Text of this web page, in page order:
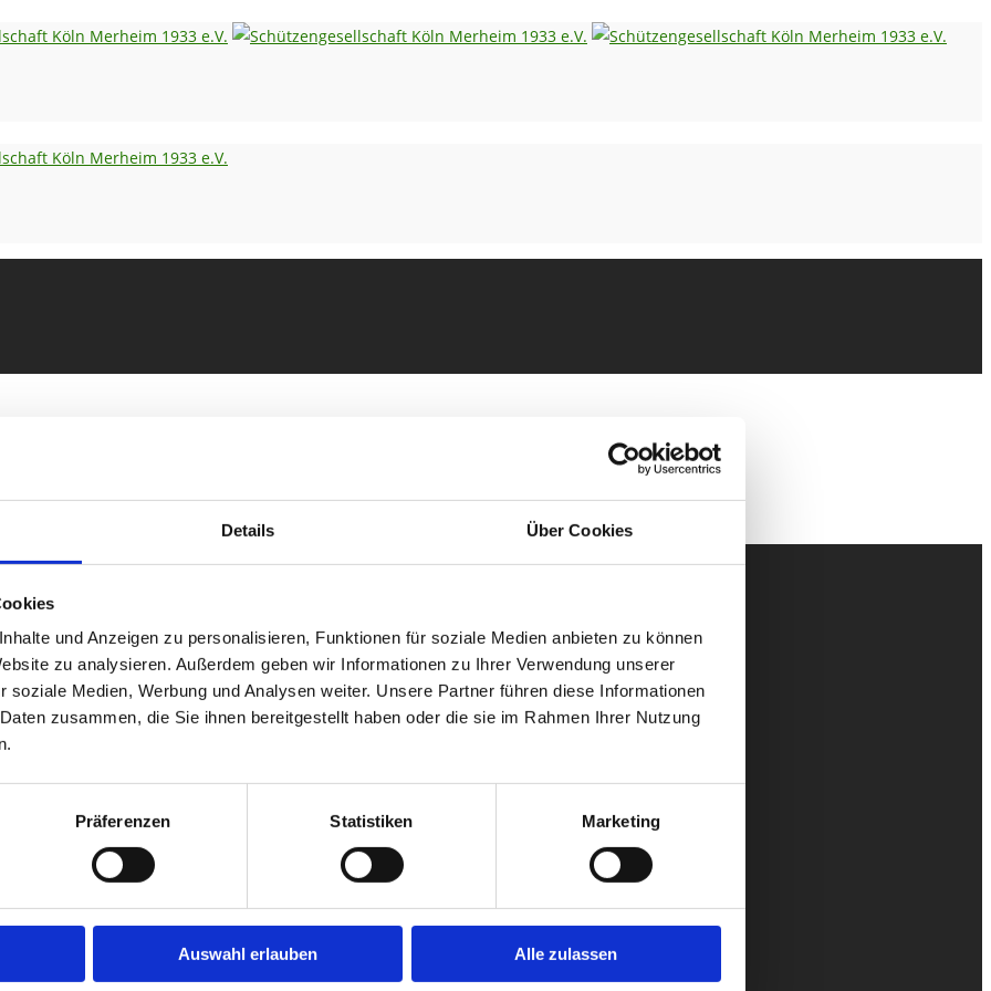
Details Über Cookies
und Anzeigen zu personalisieren, Funktionen für soziale Medien anbieten zu können
zu analysieren. Außerdem geben wir Informationen zu Ihrer Verwendung unserer
soziale Medien, Werbung und Analysen weiter. Unsere Partner führen diese Informationen
zusammen, die Sie ihnen bereitgestellt haben oder die sie im Rahmen Ihrer Nutzung
Präferenzen Statistiken Marketing
Auswahl erlauben Alle zulassen
Schießsport.